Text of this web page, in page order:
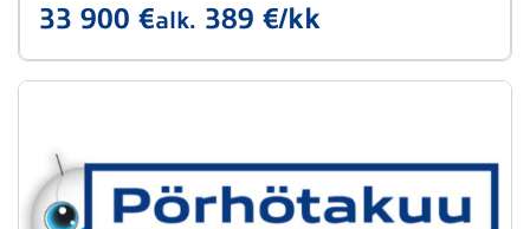
33 900 €alk. 389 €/kk